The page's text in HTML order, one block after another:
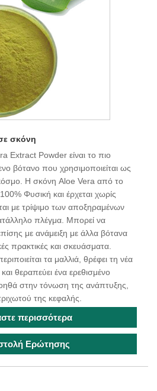
σκόνη
Extract Powder είναι το πιο
βότανο που χρησιμοποιείται ως
Η σκόνη Aloe Vera από το
Φυσική και έρχεται χωρίς
με τρίψιμο των αποξηραμένων
πλέγμα. Μπορεί να
με ανάμειξη με άλλα βότανα
πρακτικές και σκευάσματα.
τα μαλλιά, θρέφει τη νέα
θεραπεύει ένα ερεθισμένο
στην τόνωση της ανάπτυξης,
της κεφαλής.
περισσότερα
Ερώτησης